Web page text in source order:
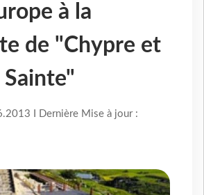
à la
de "Chypre et
Sainte"
I Dernière Mise à jour :